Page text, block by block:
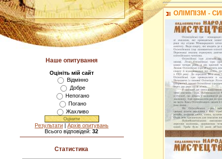
Наше опитування
Оцініть мій сайт
Відмінно
Добре
Непогано
Погано
Жахливо
Результати | Архів опитувань
Всього відповідей:32
Статистика
ОЛІМПІЗМ -